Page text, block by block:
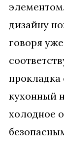
дизайну
говоря
прокладка
кухонный
холодное